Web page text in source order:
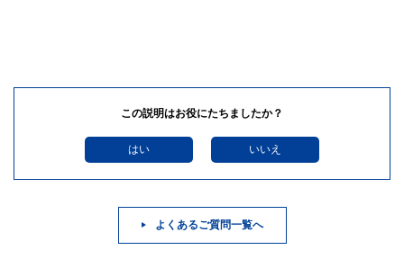
この説明はお役にたちましたか？
はい いいえ
よくあるご質問一覧へ